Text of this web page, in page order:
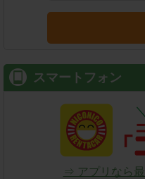
スマートフォン
⇒ アプリなら